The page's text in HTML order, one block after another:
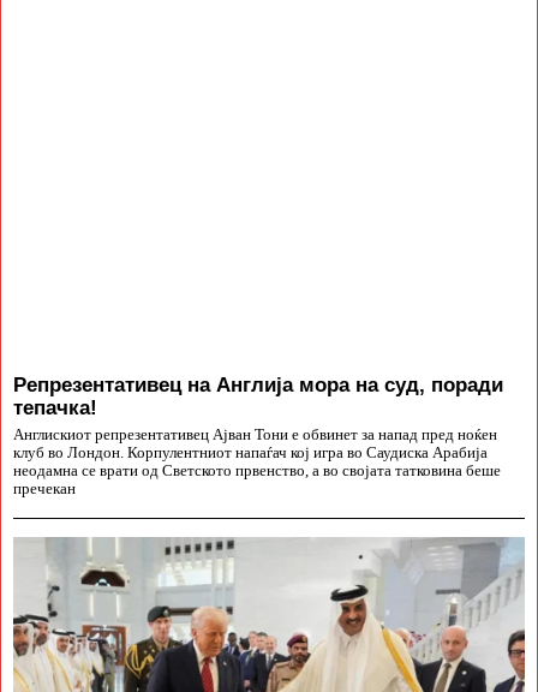
Репрезентативец на Англија мора на суд, поради
тепачка!
Англискиот репрезентативец Ајван Тони е обвинет за напад пред ноќен
клуб во Лондон. Корпулентниот напаѓач кој игра во Саудиска Арабија
неодамна се врати од Светското првенство, а во својата татковина беше
пречекан